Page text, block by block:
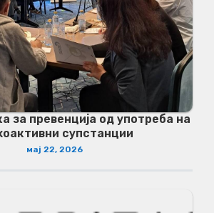
за превенција од употреба на
супстанции
мај 22, 2026